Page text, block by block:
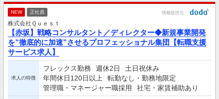
NEW 正社員 情報提供元
株式会社Ｑｕｅｓｔ
【赤坂】戦略コンサルタント／ディレクター◆新規事業開発
を”徹底的に加速”させるプロフェッショナル集団【転職支援
サービス求人】
求人の特徴
フレックス勤務 週休2日
土日祝休み
年間休日120日以上
転勤なし・勤務地限定
管理職・マネージャー職採用
社宅・家賃補助あり